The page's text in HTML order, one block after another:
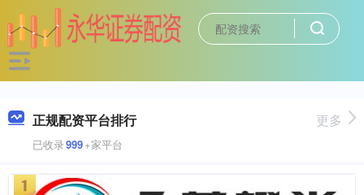
正规配资平台排行
已收录999+家平台
更多